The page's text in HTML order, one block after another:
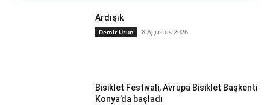
Ardışık
Demir Uzun 8 Ağustos 2026
Bisiklet Festivali, Avrupa Bisiklet Başkenti
Konya’da başladı